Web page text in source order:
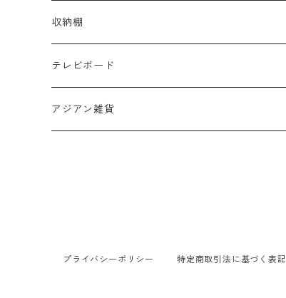
セット
サイドテーブル
デスク・カウンター
シングル
セミダブル
ダブル
収納棚
テレビボード
アジアン雑貨
プライバシーポリシー 特定商取引法に基づく表記